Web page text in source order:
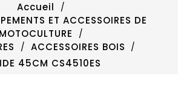
Accueil
ET ACCESSOIRES DE
MOTOCULTURE
ACCESSOIRES BOIS
45CM CS4510ES